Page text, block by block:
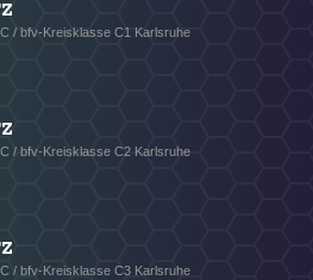
/ bfv-Kreisklasse C1 Karlsruhe
/ bfv-Kreisklasse C2 Karlsruhe
/ bfv-Kreisklasse C3 Karlsruhe